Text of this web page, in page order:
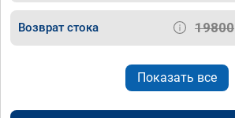
Возврат стока 19800
Показать все